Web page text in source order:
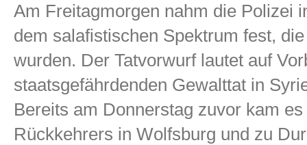
Am Freitagmorgen nahm die Polizei
dem salafistischen Spektrum fest,
wurden. Der Tatvorwurf lautet auf
staatsgefährdenden Gewalttat in
Bereits am Donnerstag zuvor kam
Rückkehrers in Wolfsburg und zu